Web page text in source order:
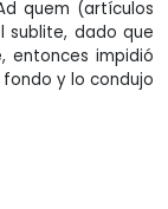
quem (artículos
sublite, dado que
entonces impidió
y lo condujo